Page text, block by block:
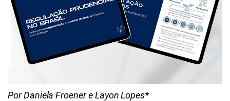
Por Daniela Froener e Layon Lopes*